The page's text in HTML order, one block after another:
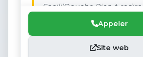
FaciliʼDouche Rien à redire.
Appeler
Site web